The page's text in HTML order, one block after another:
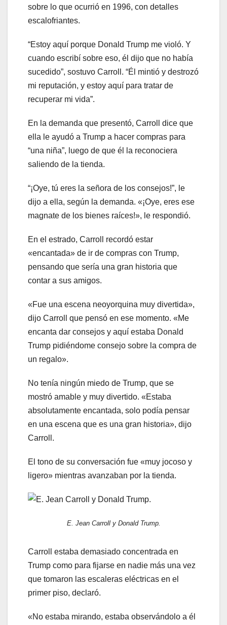
sobre lo que ocurrió en 1996, con detalles
escalofriantes.
“Estoy aquí porque Donald Trump me violó. Y
cuando escribí sobre eso, él dijo que no había
sucedido”, sostuvo Carroll. “Él mintió y destrozó
mi reputación, y estoy aquí para tratar de
recuperar mi vida”.
En la demanda que presentó, Carroll dice que
ella le ayudó a Trump a hacer compras para
“una niña”, luego de que él la reconociera
saliendo de la tienda.
“¡Oye, tú eres la señora de los consejos!”, le
dijo a ella, según la demanda. «¡Oye, eres ese
magnate de los bienes raíces!», le respondió.
En el estrado, Carroll recordó estar
«encantada» de ir de compras con Trump,
pensando que sería una gran historia que
contar a sus amigos.
«Fue una escena neoyorquina muy divertida»,
dijo Carroll que pensó en ese momento. «Me
encanta dar consejos y aquí estaba Donald
Trump pidiéndome consejo sobre la compra de
un regalo».
No tenía ningún miedo de Trump, que se
mostró amable y muy divertido. «Estaba
absolutamente encantada, solo podía pensar
en una escena que es una gran historia», dijo
Carroll.
El tono de su conversación fue «muy jocoso y
ligero» mientras avanzaban por la tienda.
E. Jean Carroll y Donald Trump.
Carroll estaba demasiado concentrada en
Trump como para fijarse en nadie más una vez
que tomaron las escaleras eléctricas en el
primer piso, declaró.
«No estaba mirando, estaba observándolo a él